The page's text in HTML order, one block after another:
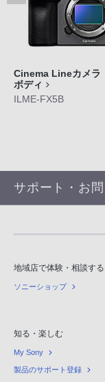
Cinema Lineカメラ
ボディ
ILME-FX5B
サポート・お
地域店で体験・相談する
ソニーショップ
知る・楽しむ
My Sony
製品のサポート登録